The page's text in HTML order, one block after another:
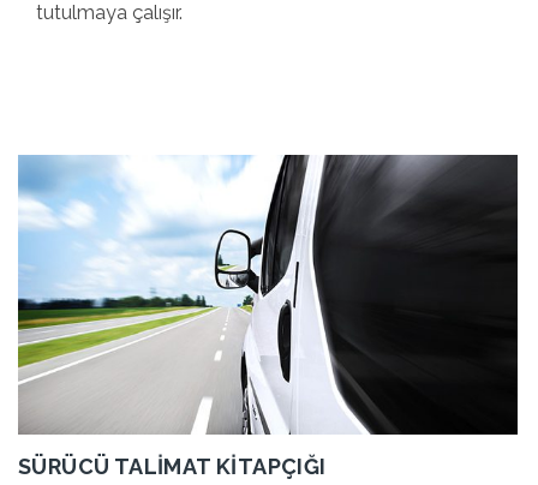
tutulmaya çalışır.
SÜRÜCÜ TALIMAT KITAPÇIĞI